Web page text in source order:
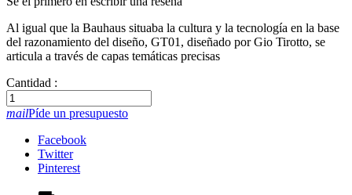
Al igual que la Bauhaus situaba la cultura y la tecnología en la base
del razonamiento del diseño, GT01, diseñado por Gio Tirotto, se
articula a través de capas temáticas precisas
Cantidad :
mailPíde un presupuesto
Facebook
Twitter
Pinterest